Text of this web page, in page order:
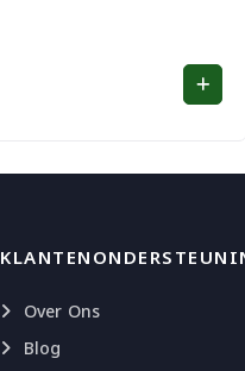
Over Ons
Blog